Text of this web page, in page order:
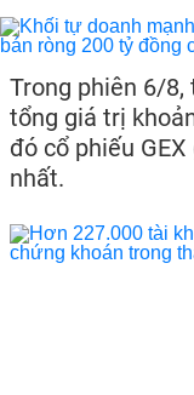
Trong phiên 6/
tổng giá trị
đó cổ phiếu
nhất.